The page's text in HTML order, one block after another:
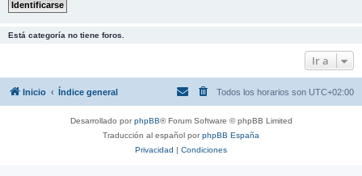
Está categoría no tiene foros.
Ir a
Inicio Índice general Todos los horarios son UTC+02:00
Desarrollado porphpBB® Forum Software © phpBB Limited
Traducción al español porphpBB España
Privacidad | Condiciones